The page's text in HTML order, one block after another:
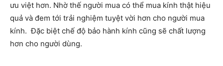
ưu việt hơn. Nhờ thế người mua có thể mua kính thật hiệu
quả và đem tới trải nghiệm tuyệt vời hơn cho người mua
kính. Đặc biệt chế độ bảo hành kính cũng sẽ chất lượng
hơn cho người dùng.